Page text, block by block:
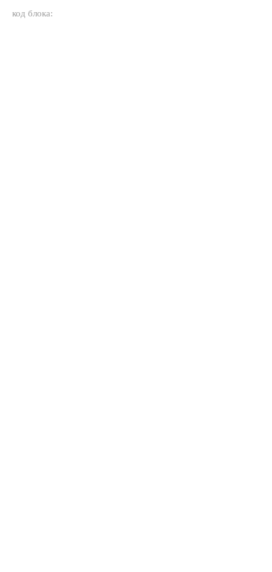
код блока: